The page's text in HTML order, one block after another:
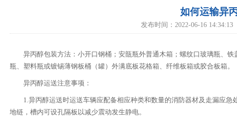
如何运输异
发布时间：2022-06-16
异丙醇包装方法：小开口钢桶；安瓿瓶外普通木箱；螺纹口玻璃瓶、
瓶、塑料瓶或镀锡薄钢板桶（罐）外满底板花格箱、纤维板箱或胶合板箱。
异丙醇运送注意事项：
1.异丙醇运送时运送车辆应配备相应种类和数量的消防器材及走漏应
地链，槽内可设孔隔板以减少震动发生静电。